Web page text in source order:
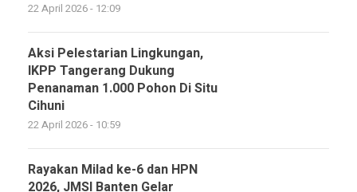
22 April 2026 - 12:09
Aksi Pelestarian Lingkungan,
IKPP Tangerang Dukung
Penanaman 1.000 Pohon Di Situ
Cihuni
22 April 2026 - 10:59
Rayakan Milad ke-6 dan HPN
2026, JMSI Banten Gelar